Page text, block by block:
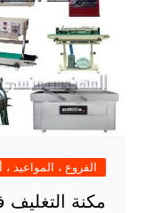
الفروع ، المواعيد ،
مكنة